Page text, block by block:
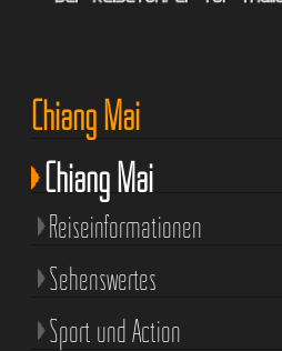
Chiang Mai
Chiang Mai
Reiseinformationen
Sehenswertes
Sport und Action